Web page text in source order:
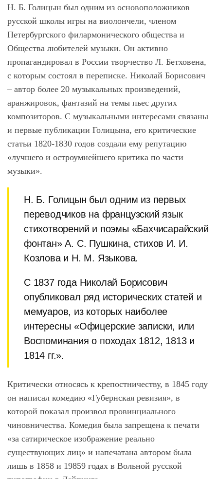
Н. Б. Голицын был одним из основоположников
русской школы игры на виолончели, членом
Петербургского филармонического общества и
Общества любителей музыки. Он активно
пропагандировал в России творчество Л. Бетховена,
с которым состоял в переписке. Николай Борисович
– автор более 20 музыкальных произведений,
аранжировок, фантазий на темы пьес других
композиторов. С музыкальными интересами связаны
и первые публикации Голицына, его критические
статьи 1820-1830 годов создали ему репутацию
«лучшего и остроумнейшего критика по части
музыки».
Н. Б. Голицын был одним из первых
переводчиков на французский язык
стихотворений и поэмы «Бахчисарайский
фонтан» А. С. Пушкина, стихов И. И.
Козлова и Н. М. Языкова.
С 1837 года Николай Борисович
опубликовал ряд исторических статей и
мемуаров, из которых наиболее
интересны «Офицерские записки, или
Воспоминания о походах 1812, 1813 и
1814 гг.».
Критически относясь к крепостничеству, в 1845 году
он написал комедию «Губернская ревизия», в
которой показал произвол провинциального
чиновничества. Комедия была запрещена к печати
«за сатирическое изображение реально
существующих лиц» и напечатана автором была
лишь в 1858 и 19859 годах в Вольной русской